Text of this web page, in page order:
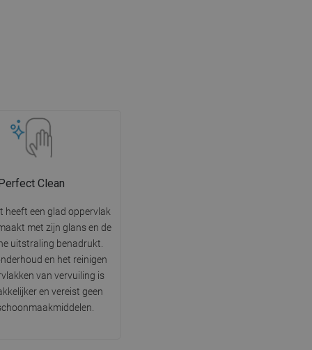
Perfect Clean
heeft een glad oppervlak
met zijn glans en de
uitstraling benadrukt.
en het reinigen
van vervuiling is
en vereist geen